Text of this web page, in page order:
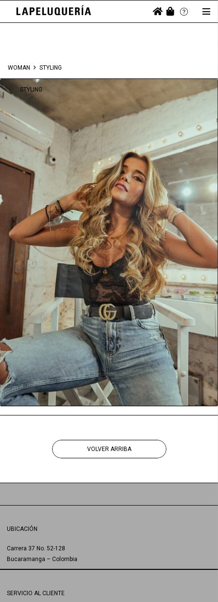
WOMAN STYLING
STYLING
VOLVER ARRIBA
UBICACIÓN
Carrera 37 No. 52-128
Bucaramanga – Colombia
SERVICIO AL CLIENTE